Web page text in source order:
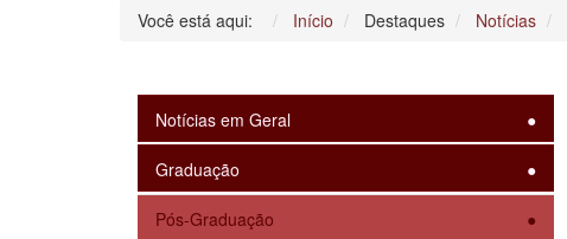
Você está aqui: Início Destaques Notícias
Notícias em Geral
Graduação
Pós-Graduação